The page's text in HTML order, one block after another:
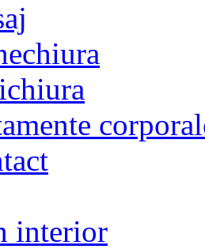
interior